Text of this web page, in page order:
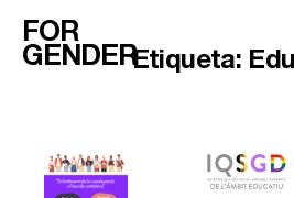
FOR
GENDEREtiqueta: